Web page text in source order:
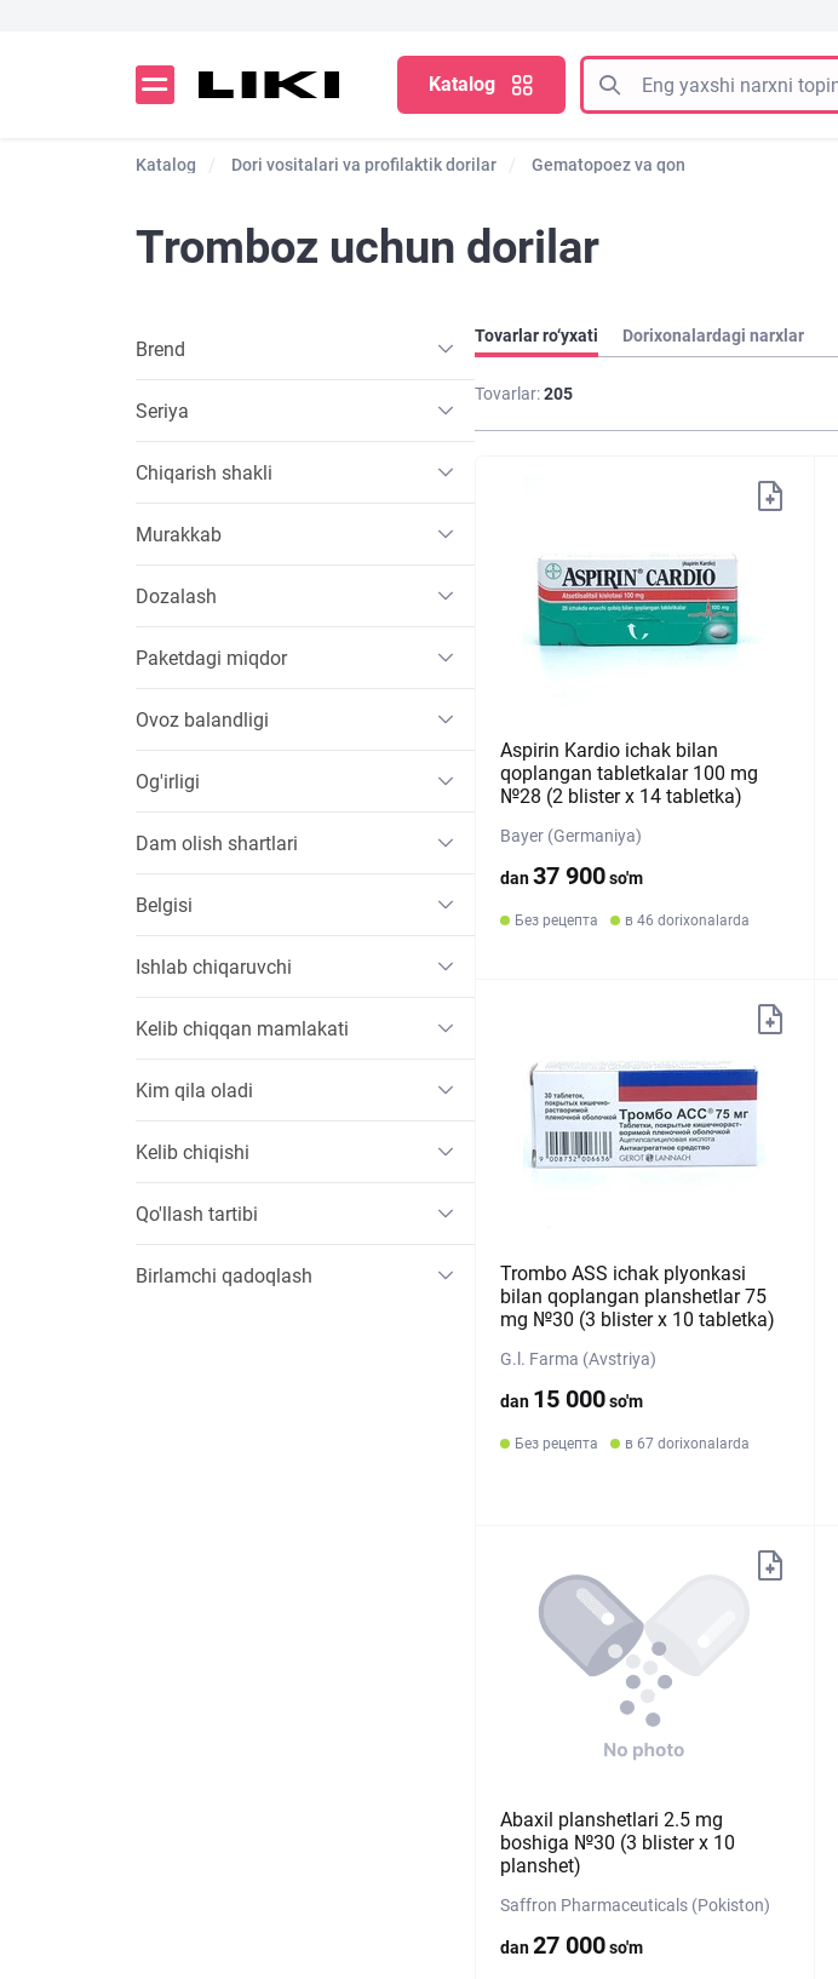
Katalog
Katalog Dori vositalari va profilaktik dorilar Gematopoez va qon
Tromboz uchun dorilar
Brend
Seriya
Chiqarish shakli
Murakkab
Dozalash
Paketdagi miqdor
Ovoz balandligi
Og'irligi
Dam olish shartlari
Belgisi
Ishlab chiqaruvchi
Kelib chiqqan mamlakati
Kim qila oladi
Kelib chiqishi
Qo'llash tartibi
Birlamchi qadoqlash
Tovarlar ro‘yxati Dorixonalardagi narxlar
Tovarlar:205
Aspirin Kardio ichak bilan
qoplangan tabletkalar 100 mg
№28 (2 blister х 14 tabletka)
Bayer (Germaniya)
dan37 900so'm
Без рецепта в 46 dorixonalarda
Trombo ASS ichak plyonkasi
bilan qoplangan planshetlar 75
mg №30 (3 blister х 10 tabletka)
G.l. Farma (Avstriya)
dan 15 000so'm
Без рецепта в 67 dorixonalarda
Abaxil planshetlari 2.5 mg
boshiga №30 (3 blister х 10
planshet)
Saffron Pharmaceuticals (Pokiston)
dan27 000so'm